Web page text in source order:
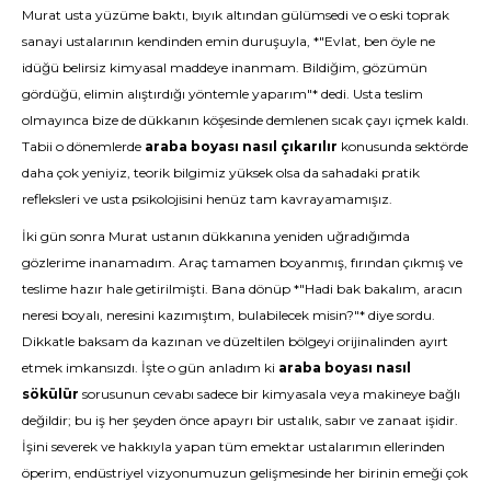
Murat usta yüzüme baktı, bıyık altından gülümsedi ve o eski toprak
sanayi ustalarının kendinden emin duruşuyla, *"Evlat, ben öyle ne
idüğü belirsiz kimyasal maddeye inanmam. Bildiğim, gözümün
gördüğü, elimin alıştırdığı yöntemle yaparım"* dedi. Usta teslim
olmayınca bize de dükkanın köşesinde demlenen sıcak çayı içmek kaldı.
Tabii o dönemlerde araba boyası nasıl çıkarılır konusunda sektörde
daha çok yeniyiz, teorik bilgimiz yüksek olsa da sahadaki pratik
refleksleri ve usta psikolojisini henüz tam kavrayamamışız.
İki gün sonra Murat ustanın dükkanına yeniden uğradığımda
gözlerime inanamadım. Araç tamamen boyanmış, fırından çıkmış ve
teslime hazır hale getirilmişti. Bana dönüp *"Hadi bak bakalım, aracın
neresi boyalı, neresini kazımıştım, bulabilecek misin?"* diye sordu.
Dikkatle baksam da kazınan ve düzeltilen bölgeyi orijinalinden ayırt
etmek imkansızdı. İşte o gün anladım ki araba boyası nasıl
sökülür sorusunun cevabı sadece bir kimyasala veya makineye bağlı
değildir; bu iş her şeyden önce apayrı bir ustalık, sabır ve zanaat işidir.
İşini severek ve hakkıyla yapan tüm emektar ustalarımın ellerinden
öperim, endüstriyel vizyonumuzun gelişmesinde her birinin emeği çok